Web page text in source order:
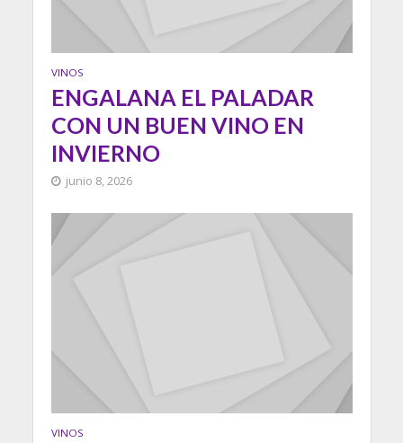
VINOS
ENGALANA EL PALADAR
CON UN BUEN VINO EN
INVIERNO
junio 8, 2026
VINOS